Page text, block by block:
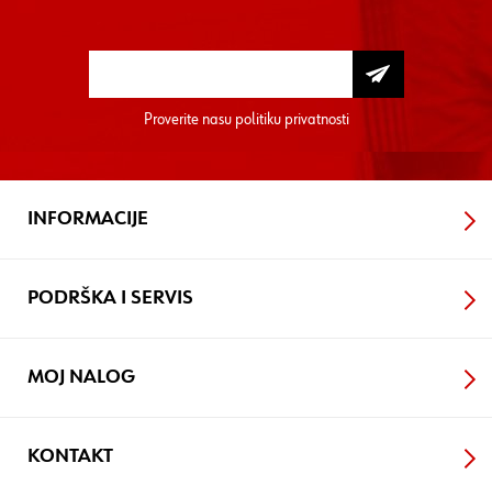
Proverite nasu politiku privatnosti
INFORMACIJE
PODRŠKA I SERVIS
MOJ NALOG
KONTAKT